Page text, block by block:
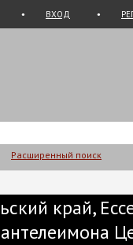
ВХОД
Расширенный поиск
край,